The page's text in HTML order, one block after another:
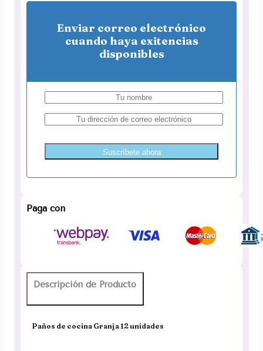
Enviar correo electrónico
cuando haya exitencias
disponibles
Suscríbete ahora
Paga con
Descripción de Producto
Paños de cocina Granja 12 unidades